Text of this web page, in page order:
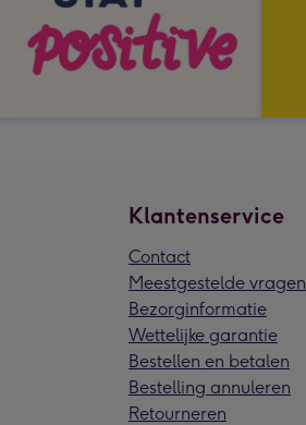
Klantenservice
Contact
Meestgestelde vragen
Bezorginformatie
Wettelijke garantie
Bestellen en betalen
Bestelling annuleren
Retourneren